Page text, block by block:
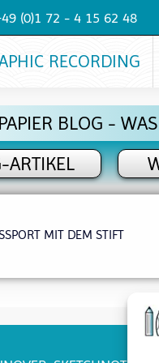
(0)1 72 - 4 15 62 48
RECORDING
BLOG -
ARTIKEL
MIT DEM STIFT